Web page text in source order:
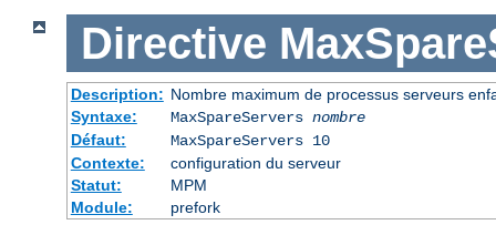
Directive
Description: Nombre maximum de processus serveurs
Syntaxe:
MaxSpareServers nombre
Défaut:
MaxSpareServers 10
Contexte:
configuration du serveur
Statut:
MPM
Module:
prefork